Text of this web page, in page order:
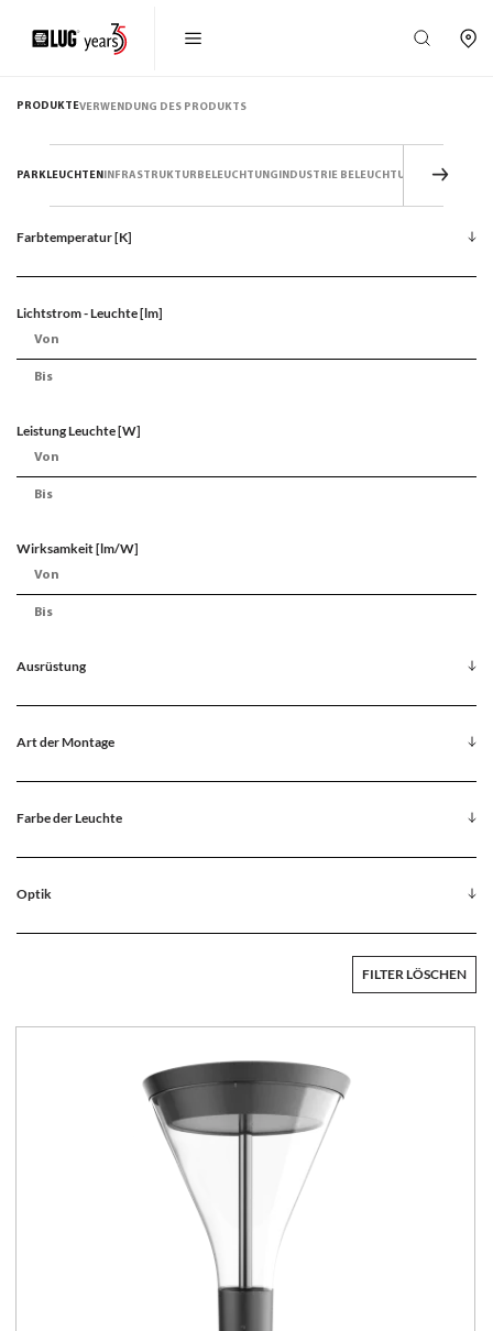
PRODUKTEVERWENDUNG DES PRODUKTS
PARKLEUCHTEN INFRASTRUKTURBELEUCHTUNG INDUSTRIE BELEUCHTUNG
Farbtemperatur [K]
Lichtstrom - Leuchte [lm]
Leistung Leuchte [W]
Wirksamkeit [lm/W]
Ausrüstung
Art der Montage
Farbe der Leuchte
Optik
FILTER LÖSCHEN